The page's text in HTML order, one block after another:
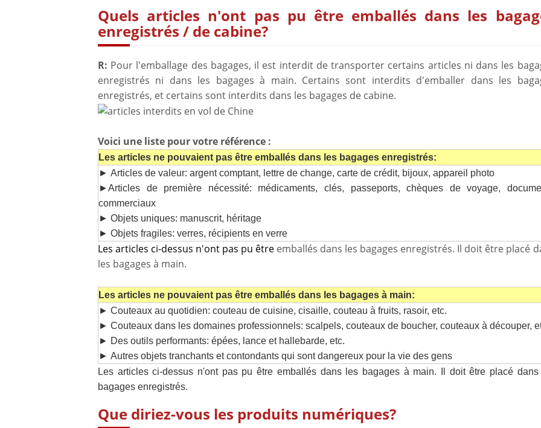
Quels articles n'ont pas pu être emballés dans les
enregistrés / de cabine?
R: Pour l'emballage des bagages, il est interdit de transporter certains articles ni dans les
enregistrés ni dans les bagages à main. Certains sont interdits d'emballer dans les
enregistrés, et certains sont interdits dans les bagages de cabine.
Voici une liste pour votre référence :
Les articles ne pouvaient pas être emballés dans les bagages enregistrés:
► Articles de valeur: argent comptant, lettre de change, carte de crédit, bijoux, appareil photo
►Articles de première nécessité: médicaments, clés, passeports, chèques de voyage,
commerciaux
► Objets uniques: manuscrit, héritage
► Objets fragiles: verres, récipients en verre
Les articles ci-dessus n'ont pas pu être emballés dans les bagages enregistrés. Il doit être placé
les bagages à main.
Les articles ne pouvaient pas être emballés dans les bagages à main:
► Couteaux au quotidien: couteau de cuisine, cisaille, couteau à fruits, rasoir, etc.
► Couteaux dans les domaines professionnels: scalpels, couteaux de boucher, couteaux à découper,
► Des outils performants: épées, lance et hallebarde, etc.
► Autres objets tranchants et contondants qui sont dangereux pour la vie des gens
Les articles ci-dessus n'ont pas pu être emballés dans les bagages à main. Il doit être placé
bagages enregistrés.
Que diriez-vous les produits numériques?